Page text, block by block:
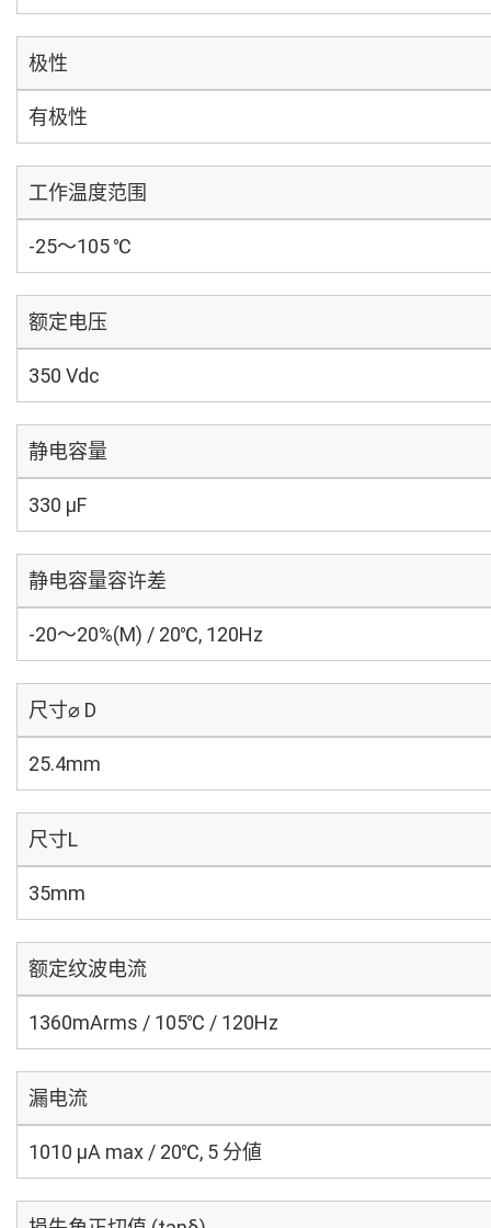
极性
有极性
工作温度范围
-25～105 ℃
额定电压
350 Vdc
静电容量
330 µF
静电容量容许差
-20～20%(M) / 20℃, 120Hz
尺寸⌀ D
25.4mm
尺寸L
35mm
额定纹波电流
1360mArms / 105℃ / 120Hz
漏电流
1010 μA max / 20℃, 5 分値